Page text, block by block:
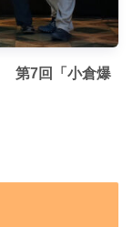
第7回「小倉爆